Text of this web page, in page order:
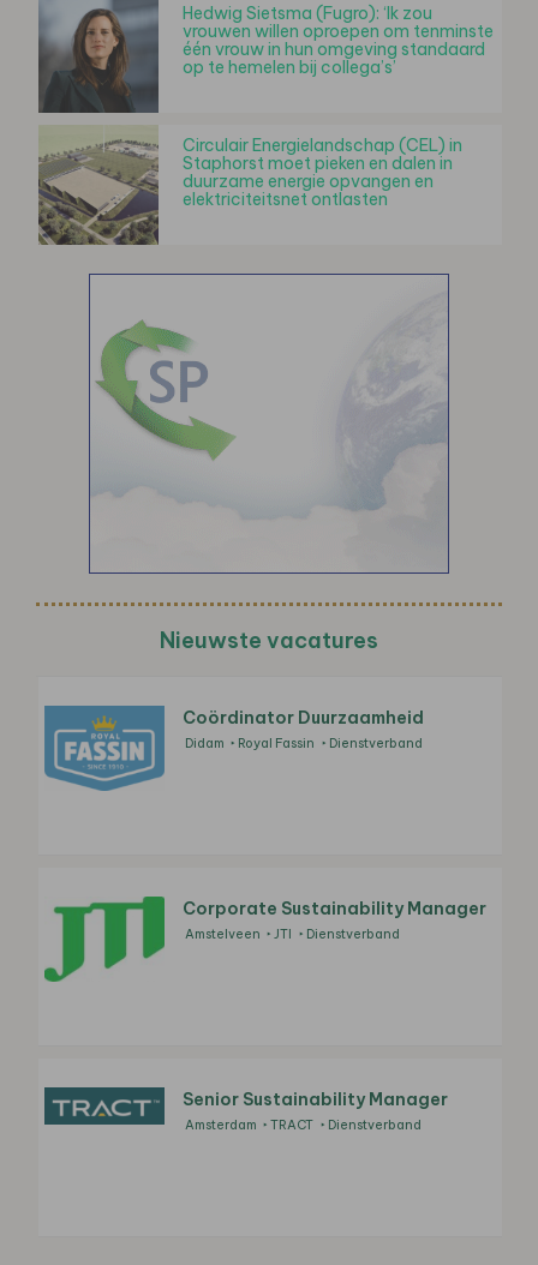
Hedwig Sietsma (Fugro): ‘Ik zou
vrouwen willen oproepen om tenminste
één vrouw in hun omgeving standaard
op te hemelen bij collega’s’
Circulair Energielandschap (CEL) in
Staphorst moet pieken en dalen in
duurzame energie opvangen en
elektriciteitsnet ontlasten
Nieuwste vacatures
Coördinator Duurzaamheid
Didam Royal Fassin Dienstverband
Corporate Sustainability Manager
Amstelveen JTI Dienstverband
Senior Sustainability Manager
Amsterdam TRACT Dienstverband